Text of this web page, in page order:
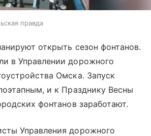
правда
открыть сезон фонтанов.
в Управлении дорожного
Омска. Запуск
и к Празднику Весны
фонтанов заработают.
Управления дорожного